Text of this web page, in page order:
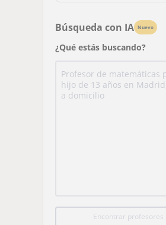
Búsqueda con IA Nuevo
¿Qué estás buscando?
Encontrar profesores